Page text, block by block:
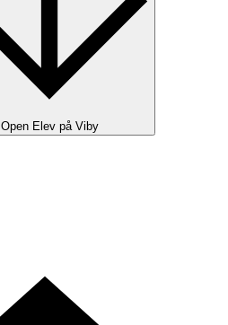
Open Elev på Viby